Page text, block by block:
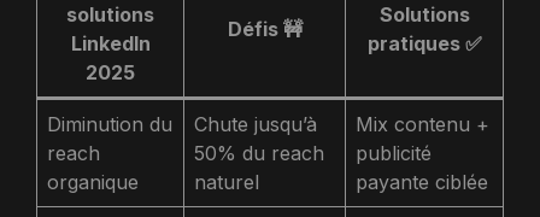
solutions
LinkedIn
2025
Défis 🚧
Solutions
pratiques ✅
Diminution du
reach
organique
Chute jusqu’à
50% du reach
naturel
Mix contenu +
publicité
payante ciblée